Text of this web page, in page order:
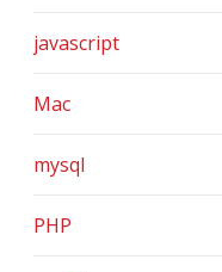
javascript
Mac
mysql
PHP